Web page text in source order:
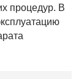
процедур. В